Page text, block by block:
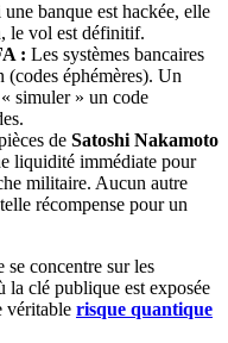
une banque est hackée, elle
le vol est définitif.
: Les systèmes bancaires
éphémères). Un
simuler » un code
de Satoshi Nakamoto
liquidité immédiate pour
militaire. Aucun autre
récompense pour un
concentre sur les
la clé publique est exposée
véritable risque quantique